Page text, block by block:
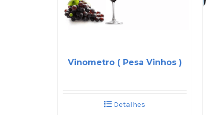
Vinometro ( Pesa Vinhos )
Detalhes